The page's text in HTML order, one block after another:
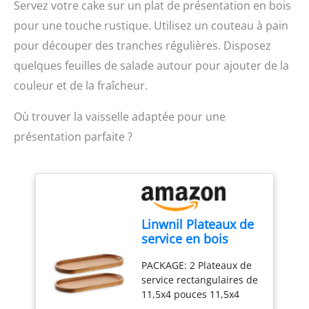
changement rapide des
accessoires. Compact et
pratique pour un usage
quotidien : Léger, doté
d'un câble de 1 mètre et
d'un design compact, ce
et parfait pour toutes vos
tâches de cuisine.
Servez votre cake sur un plat de présentation en bois
pour une touche rustique. Utilisez un couteau à pain
pour découper des tranches régulières. Disposez
quelques feuilles de salade autour pour ajouter de la
couleur et de la fraîcheur.
Où trouver la vaisselle adaptée pour une
présentation parfaite ?
Linwnil Plateaux de
service en bois
ovales en bois pour
charcuterie,
fromage, dîner -
PACKAGE: 2 Plateaux de
service rectangulaires de
11,5x4 pouces 11,5x4